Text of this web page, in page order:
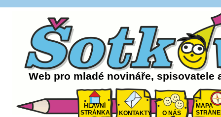
Web pro mladé novináře, spisovatele
HLAVNÍ
STRÁNKA
KONTAKTY O NÁS
MAPA